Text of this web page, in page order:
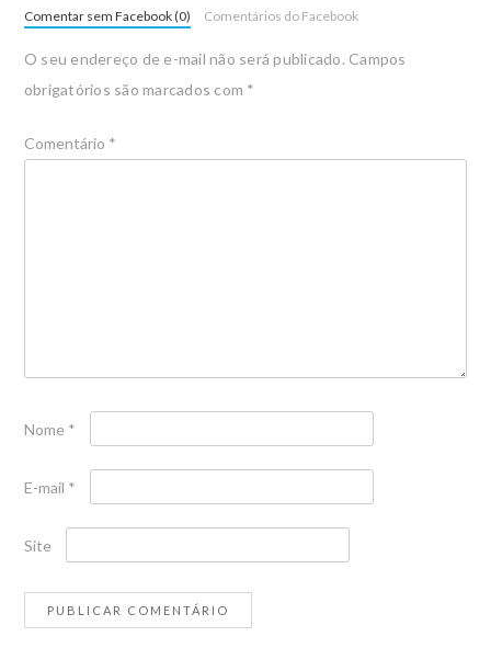
Comentar sem Facebook (0) Comentários do Facebook
O seu endereço de e-mail não será publicado. Campos
obrigatórios são marcados com *
Comentário *
Nome *
E-mail *
Site